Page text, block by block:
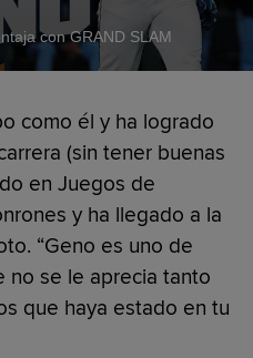
con GRAND SLAM
como él y ha logrado
(sin tener buenas
en Juegos de
y ha llegado a la
“Geno es uno de
no se le aprecia tanto
que haya estado en tu